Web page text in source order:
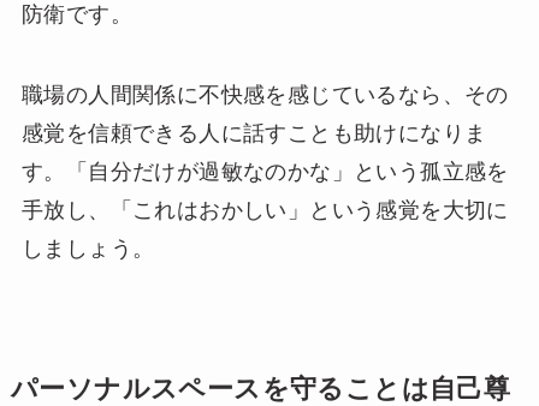
防衛です。
職場の人間関係に不快感を感じているなら、その
感覚を信頼できる人に話すことも助けになりま
す。「自分だけが過敏なのかな」という孤立感を
手放し、「これはおかしい」という感覚を大切に
しましょう。
パーソナルスペースを守ることは自己尊